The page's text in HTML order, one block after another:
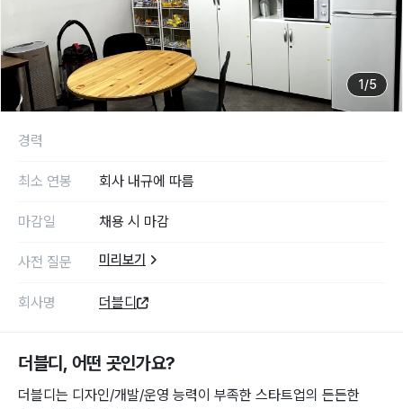
1 /5
더블디 , 어떤 곳인가요?
더블디는 디자인/개발/운영 능력이 부족한 스타트업의 든든한
경력
최소 연봉 회사 내규에 따름
마감일 채용 시 마감
사전 질문 미리보기
회사명 더블디